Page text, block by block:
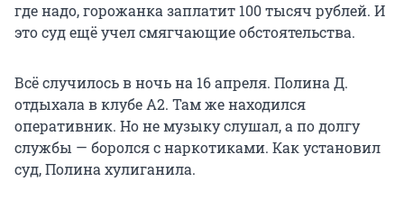
где надо, горожанка заплатит 100 тысяч рублей. И
это суд ещё учел смягчающие обстоятельства.
Всё случилось в ночь на 16 апреля. Полина Д.
отдыхала в клубе А2. Там же находился
оперативник. Но не музыку слушал, а по долгу
службы — боролся с наркотиками. Как установил
суд, Полина хулиганила.